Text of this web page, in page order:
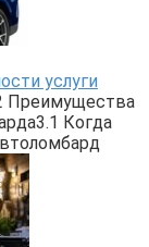
услуги
Преимущества
Когда